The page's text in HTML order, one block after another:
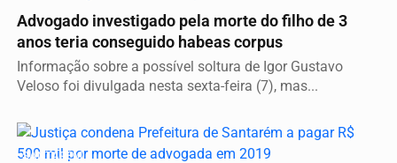
Advogado investigado pela morte do filho de 3
anos teria conseguido habeas corpus
Informação sobre a possível soltura de Igor Gustavo
Veloso foi divulgada nesta sexta-feira (7), mas...
SANTARÉM